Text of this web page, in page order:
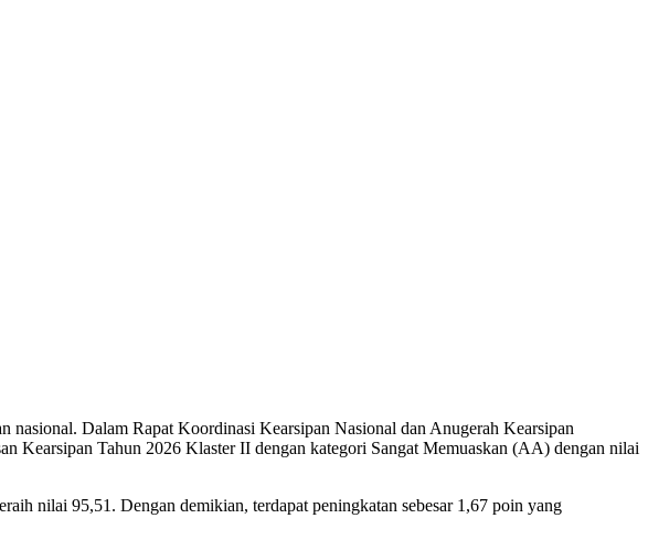
Dalam Rapat Koordinasi Kearsipan Nasional dan Anugerah Kearsipan
Kearsipan Tahun 2026 Klaster II dengan kategori Sangat Memuaskan (AA) dengan nilai
nilai 95,51. Dengan demikian, terdapat peningkatan sebesar 1,67 poin yang